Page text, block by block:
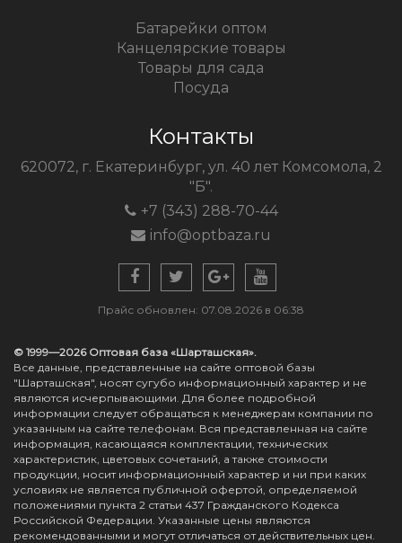
Батарейки оптом
Канцелярские товары
Товары для сада
Посуда
Контакты
620072, г. Екатеринбург, ул. 40 лет Комсомола, 2
"Б".
+7 (343) 288-70-44
info@optbaza.ru
Прайс обновлен: 07.08.2026 в 06:38
© 1999—2026 Оптовая база «Шарташская».
Все данные, представленные на сайте оптовой базы
"Шарташская", носят сугубо информационный характер и не
являются исчерпывающими. Для более подробной
информации следует обращаться к менеджерам компании по
указанным на сайте телефонам. Вся представленная на сайте
информация, касающаяся комплектации, технических
характеристик, цветовых сочетаний, а также стоимости
продукции, носит информационный характер и ни при каких
условиях не является публичной офертой, определяемой
положениями пункта 2 статьи 437 Гражданского Кодекса
Российской Федерации. Указанные цены являются
рекомендованными и могут отличаться от действительных цен.